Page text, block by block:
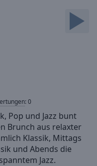
:0
Pop und Jazz bunt
Brunch aus relaxter
Klassik, Mittags
und Abends die
Jazz.